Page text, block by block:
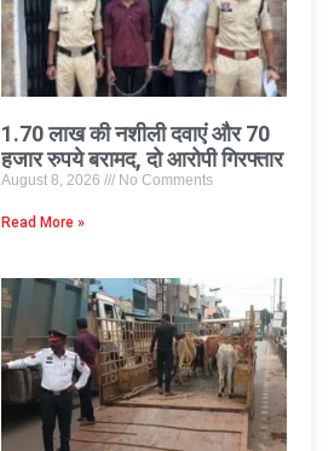
1.70 लाख की नशीली दवाएं और 70
हजार रुपये बरामद, दो आरोपी गिरफ्तार
August 8, 2026 No Comments
Read More »